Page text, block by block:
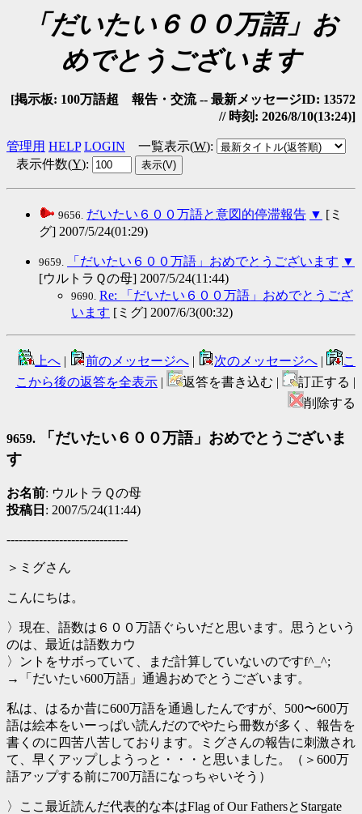
「だいたい６００万語」お
めでとうございます
[掲示板: 100万語超 報告・交流 -- 最新メッセージID: 13572
// 時刻: 2026/8/10(13:24)]
管理用 HELP LOGIN 一覧表示(W):
表示件数(Y):
9656. だいたい６００万語と意図的停滞報告 ▼ [ミ
グ] 2007/5/24(01:29)
9659. 「だいたい６００万語」おめでとうございます ▼
[ウルトラＱの母] 2007/5/24(11:44)
9690. Re: 「だいたい６００万語」おめでとうござ
います [ミグ] 2007/6/3(00:32)
上へ | 前のメッセージへ | 次のメッセージへ |
こ
こから後の返答を全表示 | 返答を書き込む |
訂正する |
削除する
9659.
「だいたい６００万語」おめでとうございま
す
お名前: ウルトラＱの母
投稿日 : 2007/5/24(11:44)
------------------------------
＞ミグさん
こんにちは。
〉現在、語数は６００万語ぐらいだと思います。思うという
のは、最近は語数カウ
〉ントをサボっていて、まだ計算していないのですf^_^;
→「だいたい600万語」通過おめでとうございます。
私は、はるか昔に600万語を通過したんですが、500〜600万
語は絵本をいーっぱい読んだのでやたら冊数が多く、報告を
書くのに四苦八苦しております。ミグさんの報告に刺激され
て、早くアップしようっと・・・と思いました。（＞600万
語アップする前に700万語になっちゃいそう）
〉ここ最近読んだ代表的な本はFlag of Our FathersとStargate